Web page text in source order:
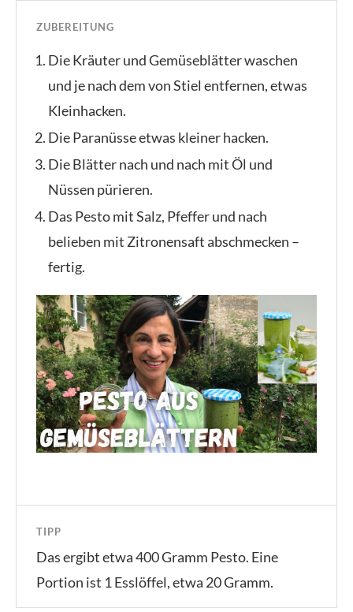
ZUBEREITUNG
Die Kräuter und Gemüseblätter waschen
und je nach dem von Stiel entfernen, etwas
Kleinhacken.
Die Paranüsse etwas kleiner hacken.
Die Blätter nach und nach mit Öl und
Nüssen pürieren.
Das Pesto mit Salz, Pfeffer und nach
belieben mit Zitronensaft abschmecken –
fertig.
TIPP
Das ergibt etwa 400 Gramm Pesto. Eine
Portion ist 1 Esslöffel, etwa 20 Gramm.